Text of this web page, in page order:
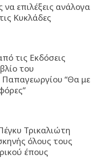
να επιλέξεις ανάλογα
Κυκλάδες
τις Εκδόσεις
του
“Θα με
Τρικαλιώτη
όλους τους
έπους